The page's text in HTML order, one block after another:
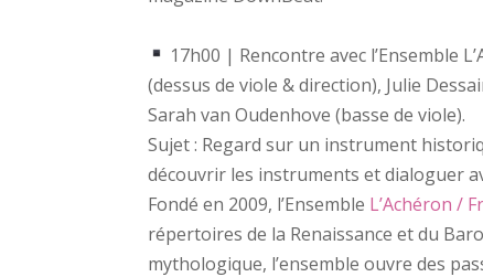
17h00 | Rencontre avec l’Ensemble
(dessus de viole & direction), Julie
Sarah van Oudenhove (basse de viole).
Sujet : Regard sur un instrument
découvrir les instruments et dialoguer
Fondé en 2009, l’Ensemble L’Achéron /
répertoires de la Renaissance et du
mythologique, l’ensemble ouvre des